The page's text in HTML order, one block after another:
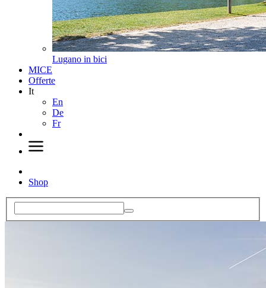
Lugano in bici
MICE
Offerte
It
En
De
Fr
Shop